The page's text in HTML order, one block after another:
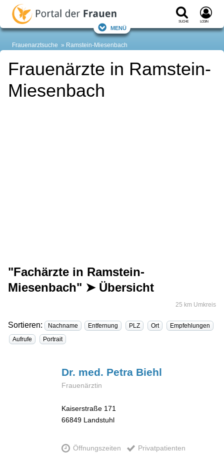
Suche Login
Menü
Frauenarztsuche Ramstein-Miesenbach
Frauenärzte in Ramstein-
Miesenbach
"Fachärzte in Ramstein-
Miesenbach" ➤ Übersicht
25 km Umkreis
Sortieren: Nachname Entfernung PLZ Ort
Empfehlungen
Aufrufe
Portrait
Dr. med. Petra Biehl
Frauenärztin
Kaiserstraße 171
66849 Landstuhl
Öffnungszeiten Privatpatienten